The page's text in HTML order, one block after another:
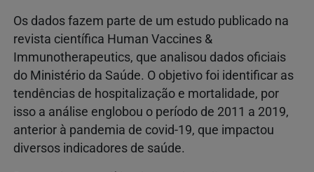
Os dados fazem parte de um estudo publicado na
revista científica Human Vaccines &
Immunotherapeutics, que analisou dados oficiais
do Ministério da Saúde. O objetivo foi identificar as
tendências de hospitalização e mortalidade, por
isso a análise englobou o período de 2011 a 2019,
anterior à pandemia de covid-19, que impactou
diversos indicadores de saúde.